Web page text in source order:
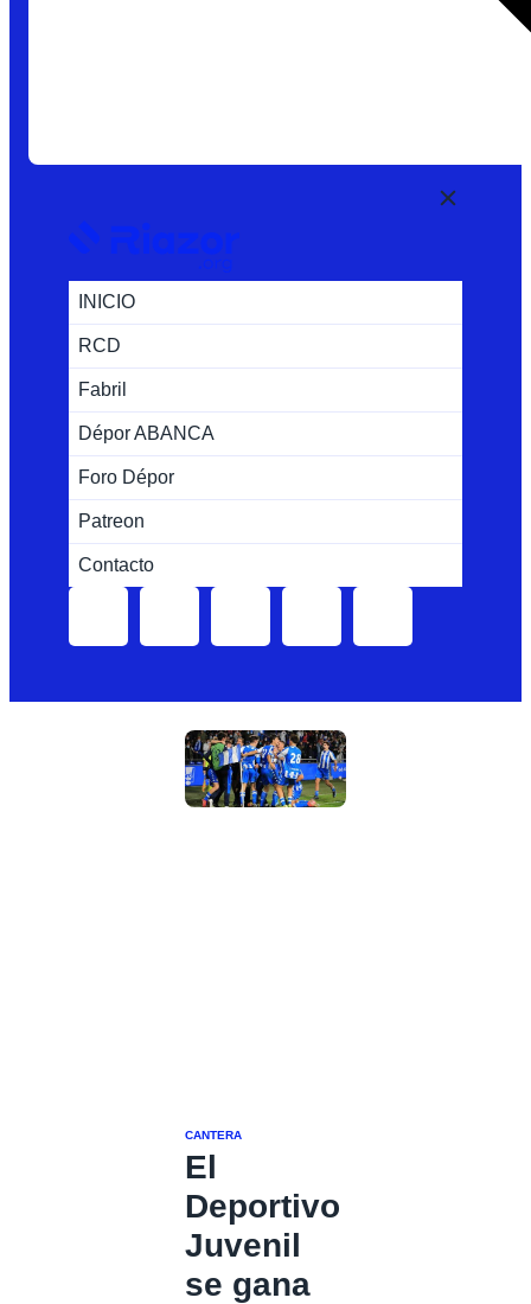
INICIO
RCD
Fabril
Dépor ABANCA
Foro Dépor
Patreon
Contacto
CANTERA
El
Deportivo
Juvenil
se gana